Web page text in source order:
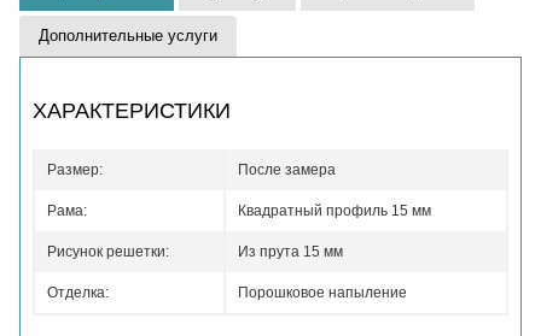
Дополнительные услуги
ХАРАКТЕРИСТИКИ
Размер: После замера
Рама: Квадратный профиль 15 мм
Рисунок решетки: Из прута 15 мм
Отделка: Порошковое напыление